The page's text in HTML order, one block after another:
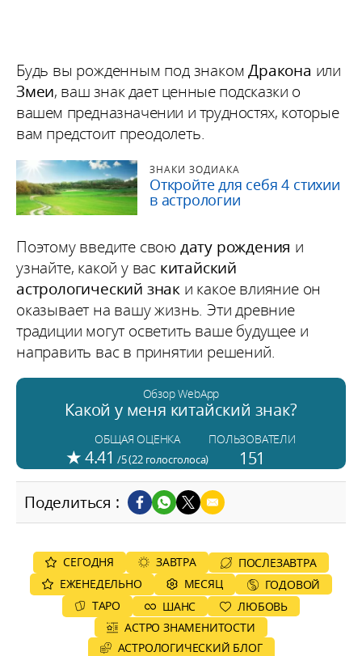
Будь вы рожденным под знакомДракона или
Змеи, ваш знак дает ценные подсказки о
вашем предназначении и трудностях, которые
вам предстоит преодолеть.
ЗНАКИ ЗОДИАКА
Откройте для себя 4 стихии
в астрологии
Поэтому введите свою дату рождения и
узнайте, какой у вас китайский
астрологический знак и какое влияние он
оказывает на вашу жизнь. Эти древние
традиции могут осветить ваше будущее и
направить вас в принятии решений.
Обзор WebApp
Какой у меня китайский знак?
ОБЩАЯ ОЦЕНКА
★4.41 /5 (22голосголоса)
ПОЛЬЗОВАТЕЛИ
151
Поделиться :
СЕГОДНЯ ЗАВТРА
ПОСЛЕЗАВТРА
ЕЖЕНЕДЕЛЬНО
MЕСЯЦ
ГОДОВОЙ
ТАРО
ШАНС
ЛЮБОВЬ
АСТРО ЗНАМЕНИТОСТИ
AСТРОЛОГИЧЕСКИЙ БЛОГ